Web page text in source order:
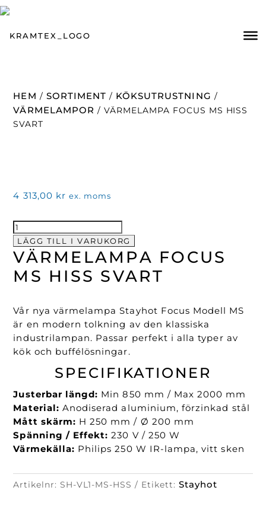
HEM / SORTIMENT / KÖKSUTRUSTNING /
VÄRMELAMPOR / VÄRMELAMPA FOCUS MS HISS
SVART
VÄRMELAMPA FOCUS
MS HISS SVART
Vår nya värmelampa Stayhot Focus Modell MS
är en modern tolkning av den klassiska
industrilampan. Passar perfekt i alla typer av
kök och buffélösningar.
SPECIFIKATIONER
Justerbar längd: Min 850 mm / Max 2000 mm
Material: Anodiserad aluminium, förzinkad stål
Mått skärm: H 250 mm / Ø 200 mm
Spänning / Effekt: 230 V / 250 W
Värmekälla: Philips 250 W IR-lampa, vitt sken
Artikelnr:SH-VL1-MS-HSS Etikett: Stayhot
4 313,00 kr ex. moms
Värmelampa
Focus
MS
Svart
LÄGG TILL I VARUKORG